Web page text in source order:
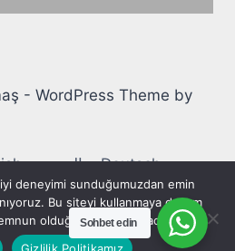
- WordPress Theme by
العربية
Deutsch
Français
Italiano
Polski Українська
Sohbet edin
deneyimi sunduğumuzdan emin
Bu siteyi kullanmaya devam
olduğunuzu varsayacağız.
Gizlilik Politikamız